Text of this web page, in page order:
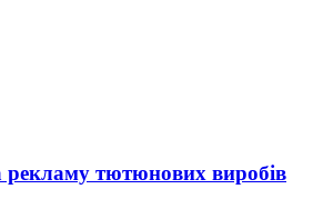
тютюнових виробів